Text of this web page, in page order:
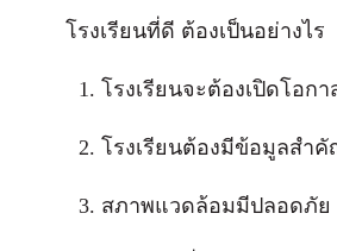
โรงเรียนที่ดี ต้องเป็นอย่างไร
โรงเรียนจะต้องเปิดโอก
โรงเรียนต้องมีข้อมูลสำ
สภาพแวดล้อมมีปลอดภัย